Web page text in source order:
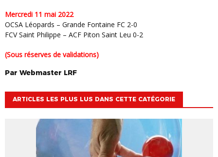
Mercredi 11 mai 2022
OCSA Léopards – Grande Fontaine FC 2-0
FCV Saint Philippe – ACF Piton Saint Leu 0-2
(Sous réserves de validations)
Par Webmaster LRF
ARTICLES LES PLUS LUS DANS CETTE CATÉGORIE